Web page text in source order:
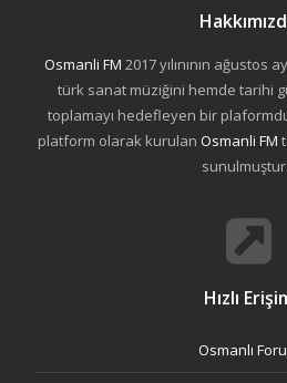
Osmanli FM 2017 yılınının ağustos
türk sanat müziğini hemde tarihi
toplamayı hedefleyen bir
platform olarak kurulan Osmanli FM
Hızlı
Osmanlı